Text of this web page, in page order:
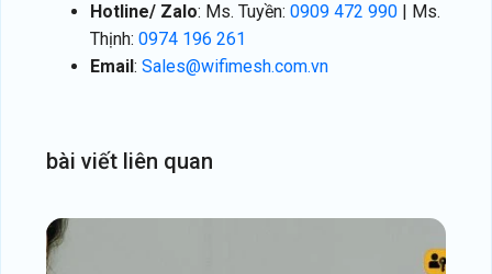
Hotline/ Zalo: Ms. Tuyền: 0909 472 990 | Ms.
Thịnh: 0974 196 261
Email : Sales@wifimesh.com.vn
bài viết liên quan